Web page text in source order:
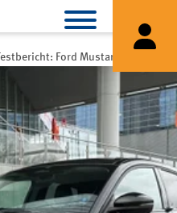
Testbericht: Ford Mustang Mach-E